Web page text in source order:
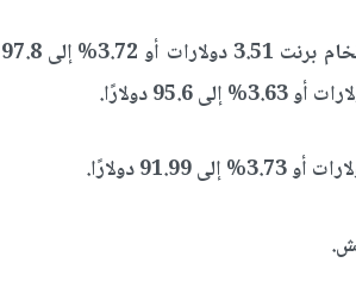
وبحلول الساعة 03:44 بتوقيت غرينتش، ارتفعت العقود الآجلة لخام برنت 3.51 دولارات أو 3.72% إلى 97.8
.
.
.